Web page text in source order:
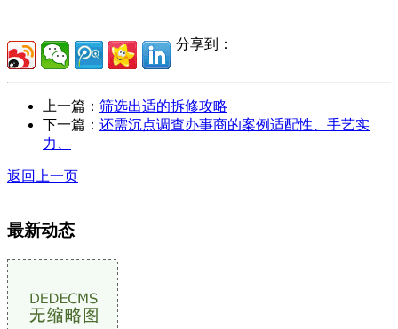
分享到：
上一篇： 筛选出适的拆修攻略
下一篇： 还需沉点调查办事商的案例适配性、手艺实
力、
返回上一页
最新动态